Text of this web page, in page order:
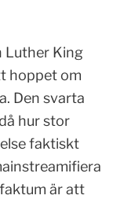
Luther King
hoppet om
Den svarta
hur stor
faktiskt
är att